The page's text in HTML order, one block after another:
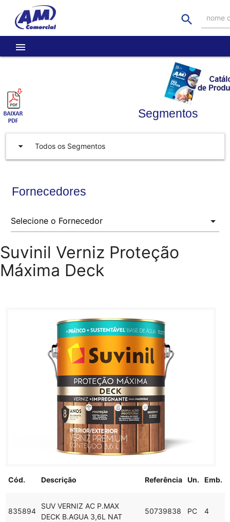
search nome
menu
Segmentos
arrow_drop_down Todos os Segmentos
Fornecedores
Suvinil Verniz Proteção
Máxima Deck
Cód. Descrição Referência Un. Emb.
835894
SUV VERNIZ AC P.MAX
DECK B.AGUA 3,6L NAT
50739838 PC 4